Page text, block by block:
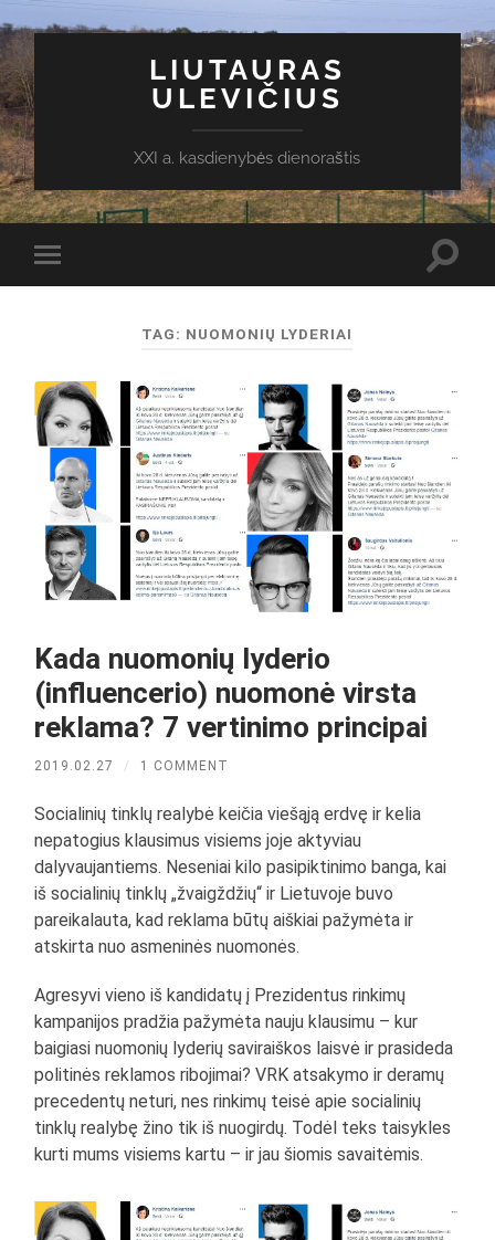
LIUTAURAS
ULEVIČIUS
XXI a. kasdienybės dienoraštis
Toggle
mobile
TAG: NUOMONIŲ LYDERIAI
Kada nuomonių lyderio
(influencerio) nuomonė virsta
reklama? 7 vertinimo principai
2019.02.27 / 1 COMMENT
Socialinių tinklų realybė keičia viešąją erdvę ir kelia
nepatogius klausimus visiems joje aktyviau
dalyvaujantiems. Neseniai kilo pasipiktinimo banga, kai
iš socialinių tinklų „žvaigždžių“ ir Lietuvoje buvo
pareikalauta, kad reklama būtų aiškiai pažymėta ir
atskirta nuo asmeninės nuomonės.
Agresyvi vieno iš kandidatų į Prezidentus rinkimų
kampanijos pradžia pažymėta nauju klausimu – kur
baigiasi nuomonių lyderių saviraiškos laisvė ir prasideda
politinės reklamos ribojimai? VRK atsakymo ir deramų
precedentų neturi, nes rinkimų teisė apie socialinių
tinklų realybę žino tik iš nuogirdų. Todėl teks taisykles
kurti mums visiems kartu – ir jau šiomis savaitėmis.